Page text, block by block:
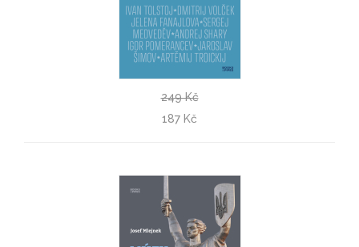
Ivana Ryčlová
Česko a svět očima Rusů v exilu
249 Kč
187 Kč